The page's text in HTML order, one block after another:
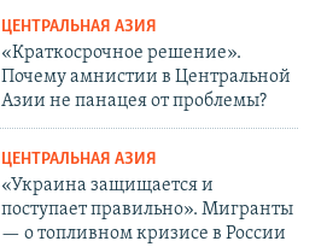
ЦЕНТРАЛЬНАЯ АЗИЯ
«Краткосрочное решение».
Почему амнистии в Центральной
Азии не панацея от проблемы?
ЦЕНТРАЛЬНАЯ АЗИЯ
«Украина защищается и
поступает правильно». Мигранты
— о топливном кризисе в России